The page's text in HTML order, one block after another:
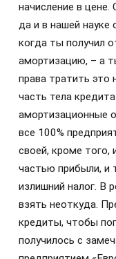
начисление в
да и в нашей науке
когда ты получил
амортизацию, – а
права тратить это
часть тела
амортизационные
все 100%
своей, кроме того,
частью прибыли, и
излишний налог. В
взять неоткуда.
кредиты, чтобы
получилось с